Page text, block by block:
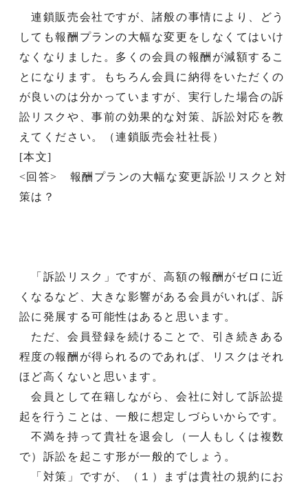
連鎖販売会社ですが、諸般の事情により、どう
しても報酬プランの大幅な変更をしなくてはいけ
なくなりました。多くの会員の報酬が減額するこ
とになります。もちろん会員に納得をいただくの
が良いのは分かっていますが、実行した場合の訴
訟リスクや、事前の効果的な対策、訴訟対応を教
えてください。（連鎖販売会社社長）
[本文]
<回答> 報酬プランの大幅な変更訴訟リスクと対
策は？
「訴訟リスク」ですが、高額の報酬がゼロに近
くなるなど、大きな影響がある会員がいれば、訴
訟に発展する可能性はあると思います。
ただ、会員登録を続けることで、引き続きある
程度の報酬が得られるのであれば、リスクはそれ
ほど高くないと思います。
会員として在籍しながら、会社に対して訴訟提
起を行うことは、一般に想定しづらいからです。
不満を持って貴社を退会し（一人もしくは複数
で）訴訟を起こす形が一般的でしょう。
「対策」ですが、（１）まずは貴社の規約にお